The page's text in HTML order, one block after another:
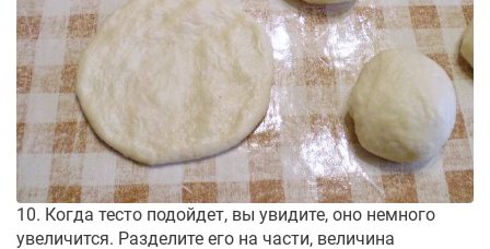
10. Когда тесто подойдет, вы увидите, оно немного
увеличится. Разделите его на части, величина